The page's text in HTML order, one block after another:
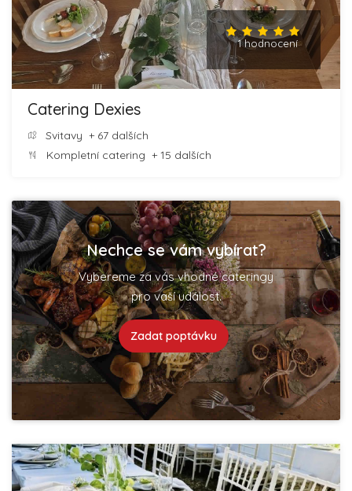
1 hodnocení
Catering Dexies
Svitavy + 67 dalších
Kompletní catering + 15 dalších
Nechce se vám vybírat?
Vybereme za vás vhodné cateringy
pro vaší událost.
Zadat poptávku